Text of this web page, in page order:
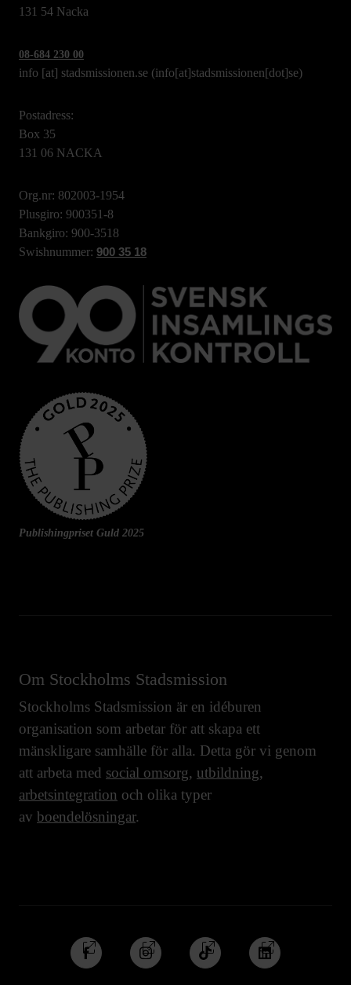
131 54 Nacka
08-684 230 00
info [at] stadsmissionen.se (info[at]stadsmissionen[dot]se)
Postadress:
Box 35
131 06 NACKA
Org.nr: 802003-1954
Plusgiro: 900351-8
Bankgiro: 900-3518
Swishnummer: 900 35 18
Publishingpriset Guld 2025
Om Stockholms Stadsmission
Stockholms Stadsmission är en idéburen
organisation som arbetar för att skapa ett
mänskligare samhälle för alla. Detta gör vi genom
att arbeta med social omsorg, utbildning,
arbetsintegration och olika typer
av boendelösningar.
Följ
oss
Följ
oss
Följ
oss
Följ
oss